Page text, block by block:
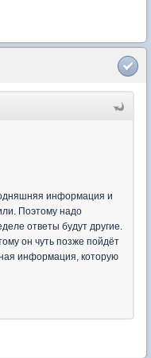
информация и
Поэтому надо
ответы будут другие.
он чуть позже пойдёт
информация, которую